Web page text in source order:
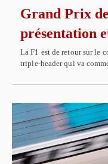
Grand Prix
présentation
La F1 est de retour sur le
triple-header qui va